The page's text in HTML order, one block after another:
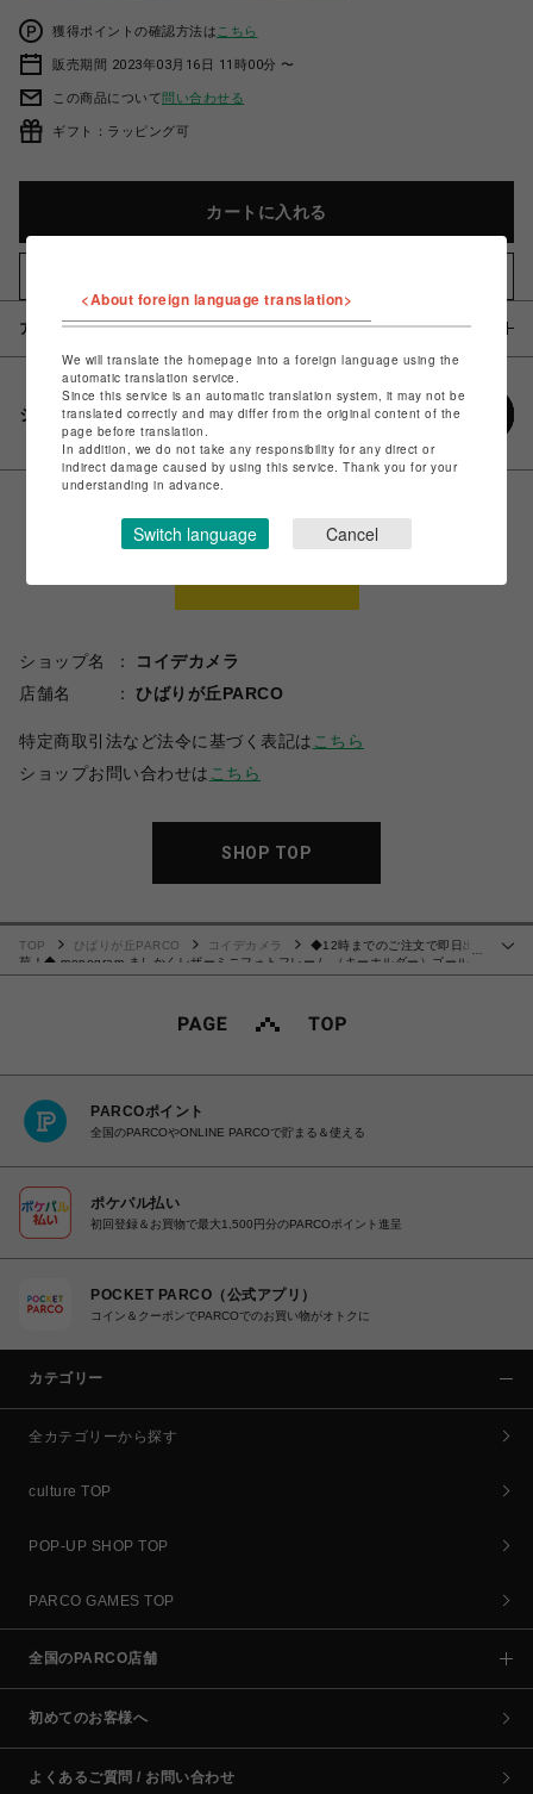
獲得ポイントの確認方法は こちら
販売期間 2023年03月16日 11時00分 〜
この商品について問い合わせる
ギフト：ラッピング可
カートに入れる
アイテム説明 / 素材
シェアする
ショップ名
コイデカメラ
店舗名
ひばりが丘PARCO
特定商取引法など法令に基づく表記は こちら
ショップお問い合わせは こちら
SHOP TOP
…
TOP ひばりが丘PARCO コイデカメラ
◆12時までのご注文で即日出
荷！◆ monogram ましかくレザーミニフォトフレーム （キーホルダー）ゴール
ド
PARCOポイント
全国のPARCOやONLINE PARCOで貯まる＆使える
ポケパル払い
初回登録＆お買物で最大1,500円分のPARCOポイント進呈
POCKET PARCO（公式アプリ）
コイン＆クーポンでPARCOでのお買い物がオトクに
カテゴリー
全カテゴリーから探す
culture TOP
POP-UP SHOP TOP
PARCO GAMES TOP
全国のPARCO店舗
初めてのお客様へ
よくあるご質問 / お問い合わせ
<About foreign language translation>
We will translate the homepage into a foreign language using the
automatic translation service.
Since this service is an automatic translation system, it may not be
translated correctly and may differ from the original content of the
page before translation.
In addition, we do not take any responsibility for any direct or
indirect damage caused by using this service. Thank you for your
understanding in advance.
Switch language Cancel